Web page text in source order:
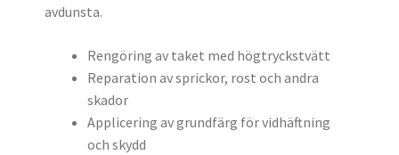
avdunsta.
Rengöring av taket med högtryckstvätt
Reparation av sprickor, rost och andra
skador
Applicering av grundfärg för vidhäftning
och skydd